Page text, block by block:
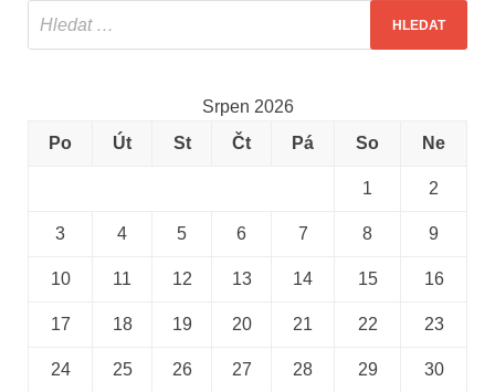
Srpen 2026
Po
Út St Čt Pá So Ne
1 2
3 4 5 6 7 8 9
10 11 12 13 14 15 16
17 18 19 20 21 22 23
24 25 26 27 28 29 30